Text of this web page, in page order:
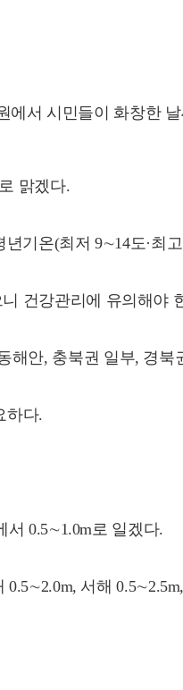
서 시민들이 화창한 날
맑겠다.
기온(최저 9∼14도·최
건강관리에 유의해야
해안, 충북권 일부, 경
하다.
서 0.5∼1.0m로 일겠다.
서해